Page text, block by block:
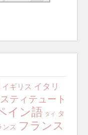
イギリス イタリ
ティテュート
イン語 タイ
タ
ンス フランス